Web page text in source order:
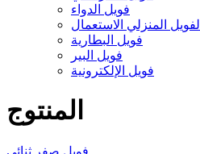
فويل الدواء
الفويل المنزلي الاستعمال
فويل البطارية
فويل البير
فويل الإلكترونية
المنتوج
فويل صفر ثنائي